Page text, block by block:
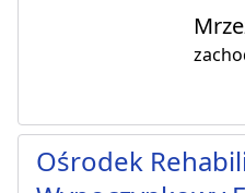
Ośrodek